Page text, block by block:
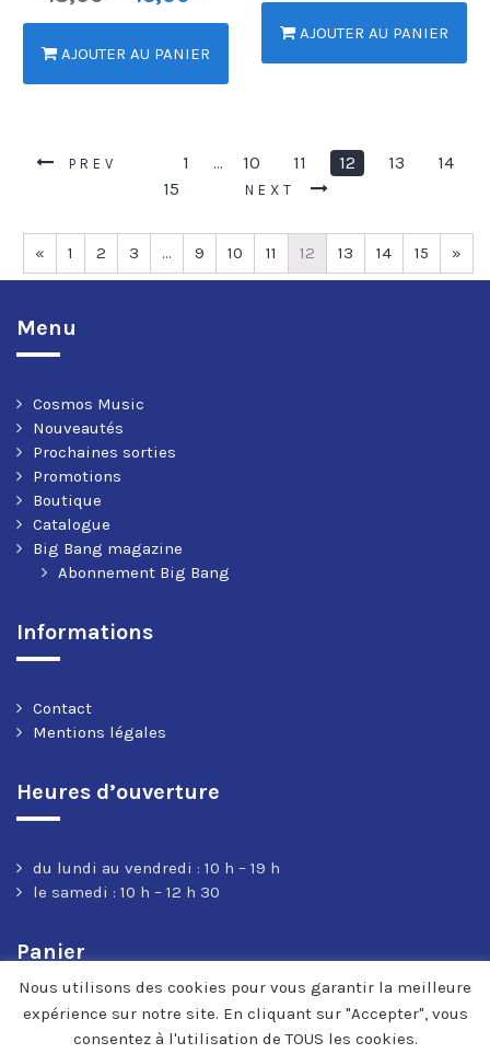
AJOUTER AU PANIER
AJOUTER AU PANIER
PREV 1 … 10 11 12 13
14
15
NEXT
« 1 2 3 … 9 10 11 12 13 14 15 »
Menu
Cosmos Music
Nouveautés
Prochaines sorties
Promotions
Boutique
Catalogue
Big Bang magazine
Abonnement Big Bang
Informations
Contact
Mentions légales
Heures d’ouverture
du lundi au vendredi : 10 h – 19 h
le samedi : 10 h – 12 h 30
Panier
Nous utilisons des cookies pour vous garantir la meilleure
expérience sur notre site. En cliquant sur "Accepter", vous
consentez à l'utilisation de TOUS les cookies.